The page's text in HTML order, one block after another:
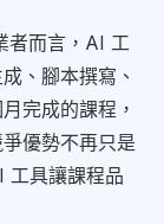
者而言，AI 工
、腳本撰寫、
完成的課程，
優勢不再只是
工具讓課程品